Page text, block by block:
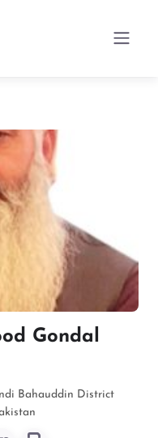
Gondal
Bahauddin District